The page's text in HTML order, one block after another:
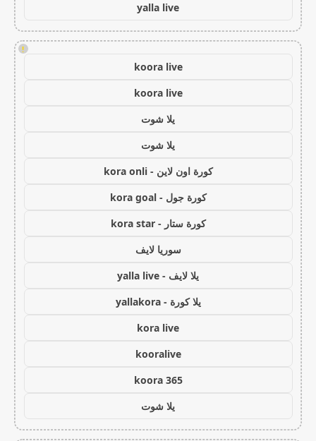
yalla live
!
koora live
koora live
يلا شوت
يلا شوت
كورة اون لاين - kora onli
كورة جول - kora goal
كورة ستار - kora star
سوريا لايف
يلا لايف - yalla live
يلا كورة - yallakora
kora live
kooralive
koora 365
يلا شوت